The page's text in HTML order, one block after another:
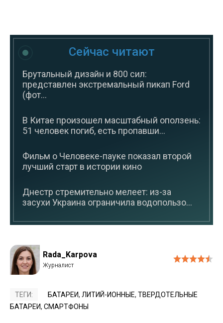
Сейчас читают
Брутальный дизайн и 800 сил:
представлен экстремальный пикап Ford
(фот...
В Китае произошел масштабный оползень:
51 человек погиб, есть пропавши...
Фильм о Человеке-пауке показал второй
лучший старт в истории кино
Днестр стремительно мелеет: из-за
засухи Украина ограничила водопользо...
Rada_Karpova
ТЕГИ: БАТАРЕИ, ЛИТИЙ-ИОННЫЕ, ТВЕРДОТЕЛЬНЫЕ
БАТАРЕИ, СМАРТФОНЫ